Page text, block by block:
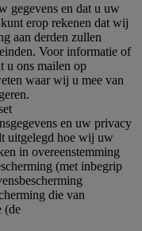
gegevens en dat u uw
erop rekenen dat wij
aan derden zullen
Voor informatie of
u ons mailen op
waar wij u mee van
en uw privacy
uitgelegd hoe wij uw
in overeenstemming
(met inbegrip
die van
(de